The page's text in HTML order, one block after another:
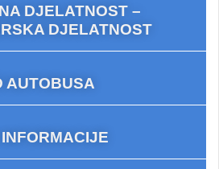
DJELATNOST –
DJELATNOST
AUTOBUSA